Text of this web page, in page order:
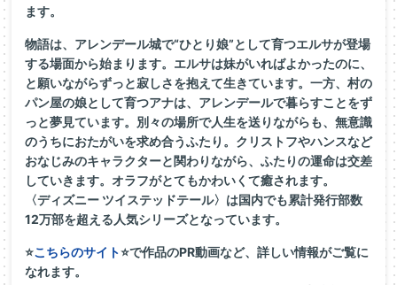
ます。
物語は、アレンデール城で“ひとり娘”として育つエルサが登場
する場面から始まります。エルサは妹がいればよかったのに、
と願いながらずっと寂しさを抱えて生きています。一方、村の
パン屋の娘として育つアナは、アレンデールで暮らすことをず
っと夢見ています。別々の場所で人生を送りながらも、無意識
のうちにおたがいを求め合うふたり。クリストフやハンスなど
おなじみのキャラクターと関わりながら、ふたりの運命は交差
していきます。オラフがとてもかわいくて癒されます。
〈ディズニー ツイステッドテール〉は国内でも累計発行部数
12万部を超える人気シリーズとなっています。
⭐こちらのサイト⭐で作品のPR動画など、詳しい情報がご覧に
なれます。